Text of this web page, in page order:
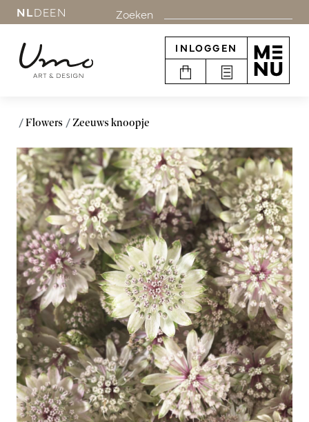
NLDEEN Zoeken
INLOGGEN
Flowers Zeeuws knoopje